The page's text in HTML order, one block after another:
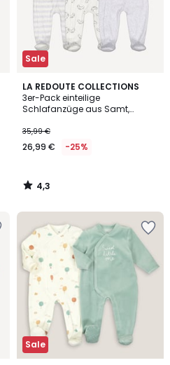
Sale
LA REDOUTE COLLECTIONS
3er-Pack einteilige
Schlafanzüge aus Samt,
35,99 €
26,99 € -25%
4,3
/ 5
4,3
/
Sale